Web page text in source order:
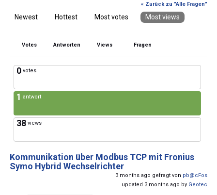
« Zurück zu "Alle Fragen"
Newest Hottest Most votes Most views
Votes Antworten Views Fragen
0 votes
1 antwort
38 views
Kommunikation über Modbus TCP mit Fronius
Symo Hybrid Wechselrichter
3 months ago gefragt von pb@cFos
updated 3 months ago by Geotec